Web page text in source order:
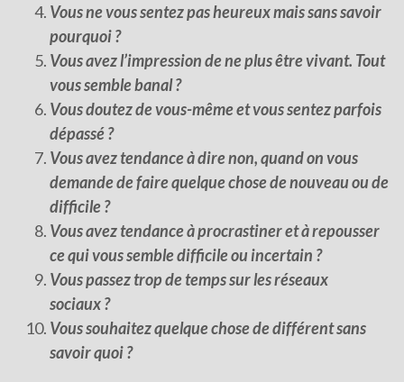
Vous ne vous sentez pas heureux mais sans savoir
pourquoi ?
Vous avez l’impression de ne plus être vivant. Tout
vous semble banal ?
Vous doutez de vous-même et vous sentez parfois
dépassé ?
Vous avez tendance à dire non, quand on vous
demande de faire quelque chose de nouveau ou de
difficile ?
Vous avez tendance à procrastiner et à repousser
ce qui vous semble difficile ou incertain ?
Vous passez trop de temps sur les réseaux
sociaux ?
Vous souhaitez quelque chose de différent sans
savoir quoi ?